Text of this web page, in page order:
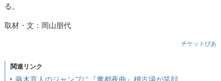
る。
取材・文：岡山朋代
チケットぴあ
関連リンク